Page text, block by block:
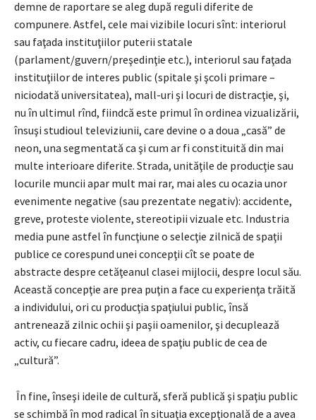
demne de raportare se aleg după reguli diferite de
compunere. Astfel, cele mai vizibile locuri sînt: interiorul
sau faţada instituţiilor puterii statale
(parlament/guvern/preşedinţie etc.), interiorul sau faţada
instituţiilor de interes public (spitale şi şcoli primare –
niciodată universitatea), mall-uri şi locuri de distracţie, şi,
nu în ultimul rînd, fiindcă este primul în ordinea vizualizării,
însuşi studioul televiziunii, care devine o a doua „casă” de
neon, una segmentată ca şi cum ar fi constituită din mai
multe interioare diferite. Strada, unităţile de producţie sau
locurile muncii apar mult mai rar, mai ales cu ocazia unor
evenimente negative (sau prezentate negativ): accidente,
greve, proteste violente, stereotipii vizuale etc. Industria
media pune astfel în funcţiune o selecţie zilnică de spaţii
publice ce corespund unei concepţii cît se poate de
abstracte despre cetăţeanul clasei mijlocii, despre locul său.
Această concepţie are prea puţin a face cu experienţa trăită
a individului, ori cu producţia spaţiului public, însă
antrenează zilnic ochii şi paşii oamenilor, şi decuplează
activ, cu fiecare cadru, ideea de spaţiu public de cea de
„cultură”.
În fine, înseşi ideile de cultură, sferă publică şi spaţiu public
se schimbă în mod radical în situaţia excepţională de a avea